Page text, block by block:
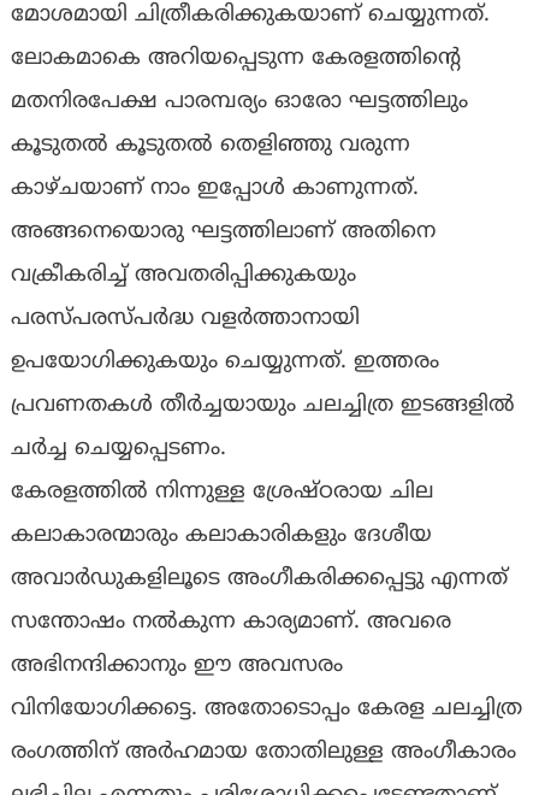
മോശമായി ചിത്രീകരിക്കുകയാണ് ചെയ്യുന്നത്.
ലോകമാകെ അറിയപ്പെടുന്ന കേരളത്തിന്റെ
മതനിരപേക്ഷ പാരമ്പര്യം ഓരോ ഘട്ടത്തിലും
കൂടുതല്‍ കൂടുതല്‍ തെളിഞ്ഞു വരുന്ന
കാഴ്ചയാണ് നാം ഇപ്പോള്‍ കാണുന്നത്.
അങ്ങനെയൊരു ഘട്ടത്തിലാണ് അതിനെ
വക്രീകരിച്ച് അവതരിപ്പിക്കുകയും
പരസ്പരസ്പര്‍ദ്ധ വളര്‍ത്താനായി
ഉപയോഗിക്കുകയും ചെയ്യുന്നത്. ഇത്തരം
പ്രവണതകള്‍ തീര്‍ച്ചയായും ചലച്ചിത്ര ഇടങ്ങളില്‍
ചര്‍ച്ച ചെയ്യപ്പെടണം.
കേരളത്തില്‍ നിന്നുള്ള ശ്രേഷ്ഠരായ ചില
കലാകാരന്മാരും കലാകാരികളും ദേശീയ
അവാര്‍ഡുകളിലൂടെ അംഗീകരിക്കപ്പെട്ടു എന്നത്
സന്തോഷം നല്‍കുന്ന കാര്യമാണ്. അവരെ
അഭിനന്ദിക്കാനും ഈ അവസരം
വിനിയോഗിക്കട്ടെ. അതോടൊപ്പം കേരള ചലച്ചിത്ര
രംഗത്തിന് അര്‍ഹമായ തോതിലുള്ള അംഗീകാരം